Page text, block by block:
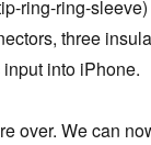
ring-ring-
three
into iPhone.
over. We can